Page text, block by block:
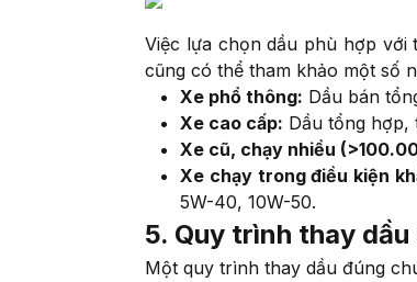
Việc lựa chọn dầu phù hợp với
cũng có thể tham khảo một số
Xe phổ thông: Dầu bán
Xe cao cấp: Dầu tổng hợp,
Xe cũ, chạy nhiều
Xe chạy trong điều kiện
5W-40, 10W-50.
5. Quy trình thay
Một quy trình thay dầu đúng